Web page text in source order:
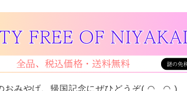
おみやげ、帰国記念にぜひどうぞ( ◠‿◠ )